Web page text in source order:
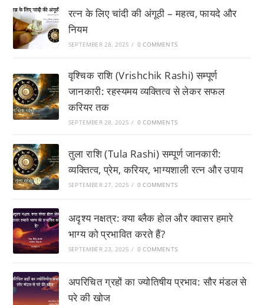
रत्न के लिए चांदी की अंगूठी – महत्व, फायदे और
नियम
SEPTEMBER 28, 2025 / 0 COMMENTS
वृश्चिक राशि (Vrishchik Rashi) सम्पूर्ण
जानकारी: रहस्यमय व्यक्तित्व से लेकर सफल
करियर तक
SEPTEMBER 28, 2025 / 0 COMMENTS
तुला राशि (Tula Rashi) सम्पूर्ण जानकारी:
व्यक्तित्व, प्रेम, करियर, भाग्यशाली रत्न और उपाय
SEPTEMBER 27, 2025 / 0 COMMENTS
अदृश्य नक्षत्र: क्या ब्लैक होल और क्वासर हमारे
भाग्य को प्रभावित करते हैं?
SEPTEMBER 23, 2025 / 0 COMMENTS
अपरिचित ग्रहों का ज्योतिषीय प्रभाव: सौर मंडल से
परे की खोज